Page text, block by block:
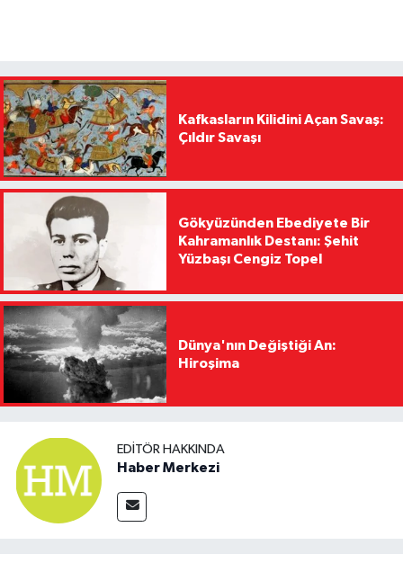
Kafkasların Kilidini Açan Savaş:
Çıldır Savaşı
Gökyüzünden Ebediyete Bir
Kahramanlık Destanı: Şehit
Yüzbaşı Cengiz Topel
Dünya'nın Değiştiği An:
Hiroşima
EDITÖR HAKKINDA
Haber Merkezi